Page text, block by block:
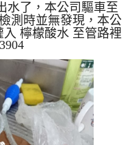
水了，本公司驅車至
測時並無發現，本公
檸檬酸水 至管路裡
機 ，啟動 脈衝波 模
就像是冬瓜茶一樣，
熱水出水量恢復正常
會產生鐵鏽跟泥沙堆
地下水含有氧化錳，
的水會跟石油一樣
裡面有銅的物質，生
如...